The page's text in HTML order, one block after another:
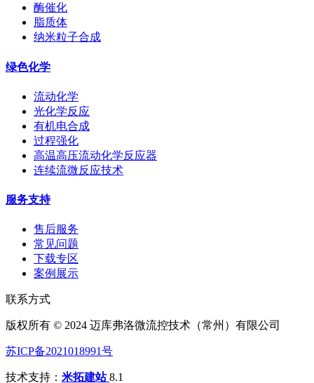
酶催化
脂质体
纳米粒子合成
绿色化学
流动化学
光化学反应
有机电合成
过程强化
高温高压流动化学反应器
连续流微反应技术
服务支持
售后服务
常见问题
下载专区
案例展示
联系方式
版权所有 © 2024 迈库弗洛微流控技术（常州）有限公司
苏ICP备2021018991号
技术支持： 米拓建站8.1